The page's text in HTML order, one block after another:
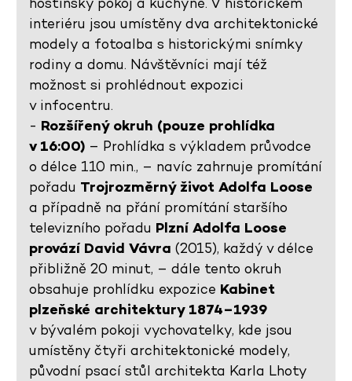
interiéru jsou umístěny dva architektonické
modely a fotoalba s historickými snímky
rodiny a domu. Návštěvníci mají též
možnost si prohlédnout expozici
v infocentru.
- Rozšířený okruh (pouze prohlídka
v 16:00) – Prohlídka s výkladem průvodce
o délce 110 min., – navíc zahrnuje promítání
pořadu Trojrozměrný život Adolfa Loose
a případně na přání promítání staršího
televizního pořadu Plzní Adolfa Loose
provází David Vávra (2015), každý v délce
přibližně 20 minut, – dále tento okruh
obsahuje prohlídku expozice Kabinet
plzeňské architektury 1874–1939
v bývalém pokoji vychovatelky, kde jsou
umístěny čtyři architektonické modely,
původní psací stůl architekta Karla Lhoty